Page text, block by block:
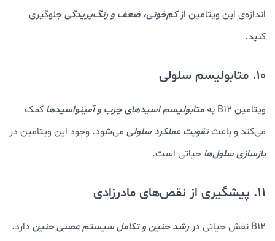
اندازه‌‎ی این ویتامین از
کم‌خونی، ضعف و رنگ‌پریدگیجلوگیری
کنید.
10. متابولیسم سلولی
ویتامین B12 به متابولیسم اسیدهای چرب و آمینواسیدها کمک
می‌کند و باعثتقویت عملکرد سلولی می‌شود. وجود این ویتامین در
بازسازی سلول‌ها حیاتی است.
11. پیشگیری از نقص‌های مادرزادی
B12 نقش حیاتی در رشد جنین و تکامل سیستم عصبی جنین دارد.